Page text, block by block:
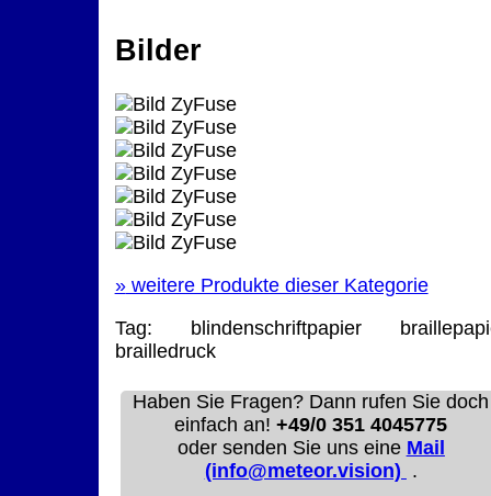
Bilder
»weitere Produkte dieser Kategorie
Tag:
blindenschriftpapier
brailledruck
Haben Sie Fragen? Dann rufen Sie doch
einfach an!+49/0 351 4045775
oder senden Sie uns eine Mail
(info@meteor.vision) .